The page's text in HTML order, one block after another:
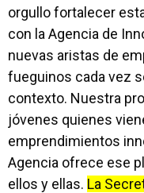
orgullo fortalecer
con la Agencia de
nuevas aristas de
fueguinos cada vez
contexto. Nuestra
jóvenes quienes
emprendimientos
Agencia ofrece ese
ellos y ellas. La